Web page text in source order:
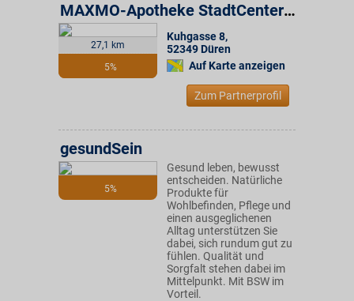
27,1 km
5%
MAXMO-Apotheke StadtCenter Düren
Kuhgasse 8,
52349 Düren
Auf Karte anzeigen
Zum Partnerprofil
5%
gesundSein
Gesund leben, bewusst
entscheiden. Natürliche
Produkte für
Wohlbefinden, Pflege und
einen ausgeglichenen
Alltag unterstützen Sie
dabei, sich rundum gut zu
fühlen. Qualität und
Sorgfalt stehen dabei im
Mittelpunkt. Mit BSW im
Vorteil.